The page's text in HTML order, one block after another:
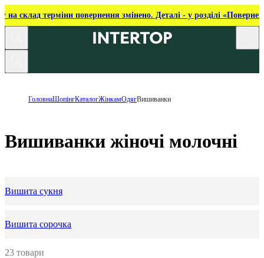
на склад терміни повернення змінено. Деталі - у розділі
ГоловнаШопінгКаталогЖінкамОдягВишиванки
Вишиванки жіночі молочні
Вишита сукня
Вишита сорочка
23 товари